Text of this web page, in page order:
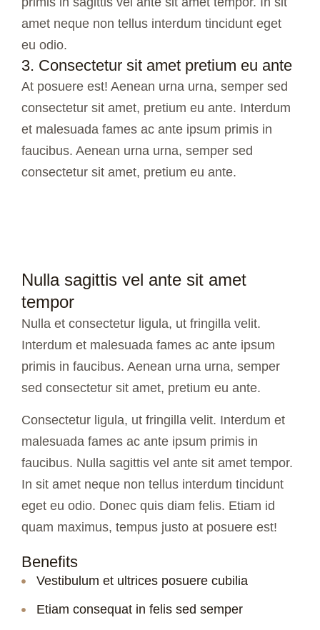
amet neque non tellus interdum tincidunt eget
eu odio.
3. Consectetur sit amet pretium eu ante
At posuere est! Aenean urna urna, semper sed
consectetur sit amet, pretium eu ante. Interdum
et malesuada fames ac ante ipsum primis in
faucibus. Aenean urna urna, semper sed
consectetur sit amet, pretium eu ante.
Nulla sagittis vel ante sit amet
tempor
Nulla et consectetur ligula, ut fringilla velit.
Interdum et malesuada fames ac ante ipsum
primis in faucibus. Aenean urna urna, semper
sed consectetur sit amet, pretium eu ante.
Consectetur ligula, ut fringilla velit. Interdum et
malesuada fames ac ante ipsum primis in
faucibus. Nulla sagittis vel ante sit amet tempor.
In sit amet neque non tellus interdum tincidunt
eget eu odio. Donec quis diam felis. Etiam id
quam maximus, tempus justo at posuere est!
Benefits
Vestibulum et ultrices posuere cubilia
Etiam consequat in felis sed semper